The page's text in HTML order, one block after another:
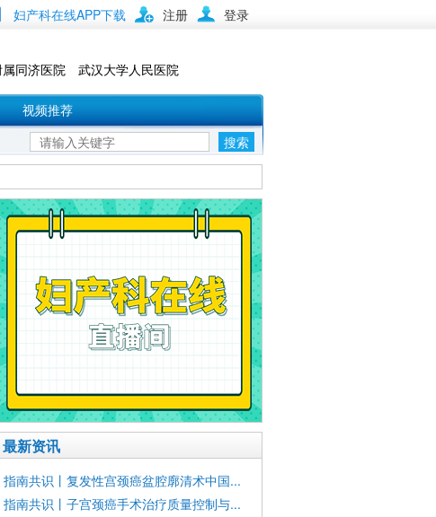
妇产科在线APP下载 注册 登录
同济医院 武汉大学人民医院
视频推荐
搜索
最新资讯
指南共识丨复发性宫颈癌盆腔廓清术中国...
指南共识丨子宫颈癌手术治疗质量控制与...